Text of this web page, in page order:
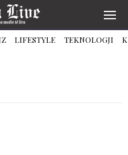
LIFESTYLE TEKNOLOGJI